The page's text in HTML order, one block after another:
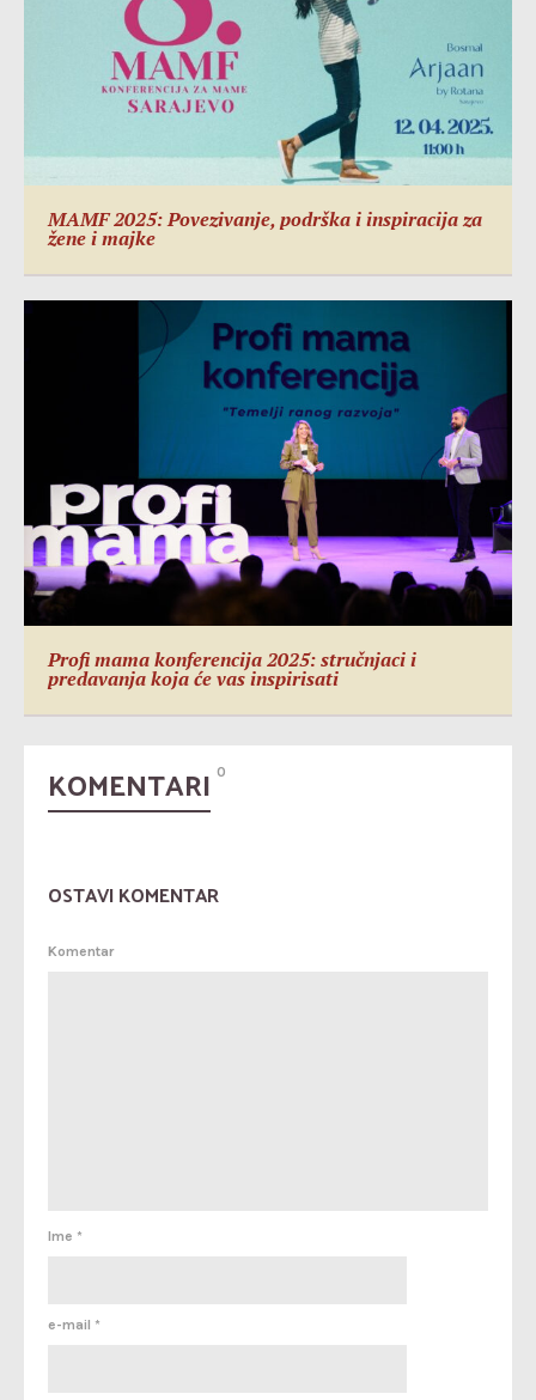
MAMF 2025: Povezivanje, podrška i inspiracija za
žene i majke
Profi mama konferencija 2025: stručnjaci i
predavanja koja će vas inspirisati
KOMENTARI 0
OSTAVI KOMENTAR
Komentar
Ime *
e-mail *